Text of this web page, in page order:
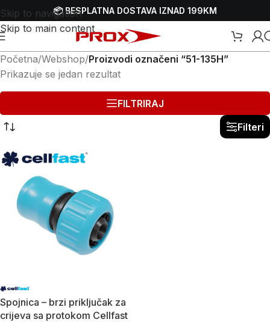
Skip to navigation
Skip to main content
📦 BESPLATNA DOSTAVA IZNAD 199KM
Početna/Webshop/Proizvodi označeni “51-135H”
Prikazuje se jedan rezultat
FILTRIRAJ
Filteri
Spojnica – brzi priključak za
crijeva sa protokom Cellfast